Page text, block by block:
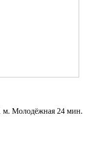
м. Молодёжная 24 мин.